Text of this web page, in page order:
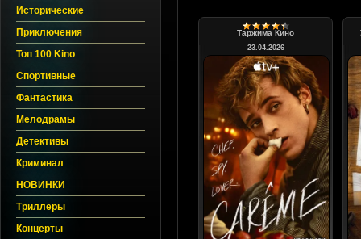
Исторические
Приключения
Топ 100 Kino
Спортивные
Фантастика
Мелодрамы
Детективы
Криминал
НОВИНКИ
Триллеры
Концерты
Таржима Кино
23.04.2026